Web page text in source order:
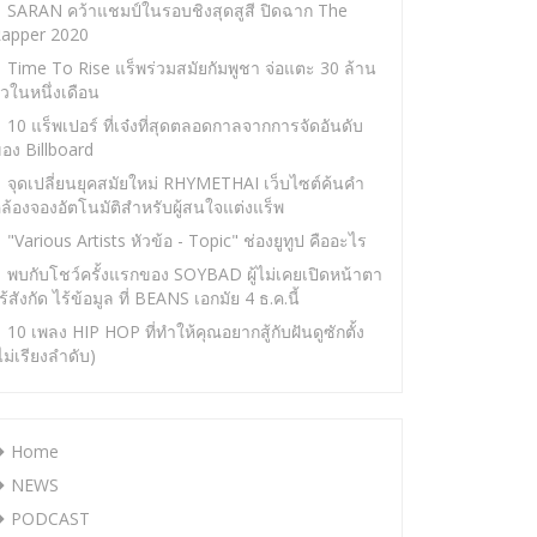
SARAN คว้าแชมป์ในรอบชิงสุดสูสี ปิดฉาก The
2020
Time To Rise แร็พร่วมสมัยกัมพูชา จ่อแตะ 30 ล้าน
ในหนึ่งเดือน
10 แร็พเปอร์ ที่เจ๋งที่สุดตลอดกาลจากการจัดอันดับ
ง Billboard
จุดเปลี่ยนยุคสมัยใหม่ RHYMETHAI เว็บไซต์ค้นคำ
องจองอัตโนมัติสำหรับผู้สนใจแต่งแร็พ
"Various Artists หัวข้อ - Topic" ช่องยูทูป คืออะไร
พบกับโชว์ครั้งแรกของ SOYBAD ผู้ไม่เคยเปิดหน้าตา
สังกัด ไร้ข้อมูล ที่ BEANS เอกมัย 4 ธ.ค.นี้
10 เพลง HIP HOP ที่ทำให้คุณอยากสู้กับฝันดูซักตั้ง
ม่เรียงลำดับ)
Home
NEWS
PODCAST